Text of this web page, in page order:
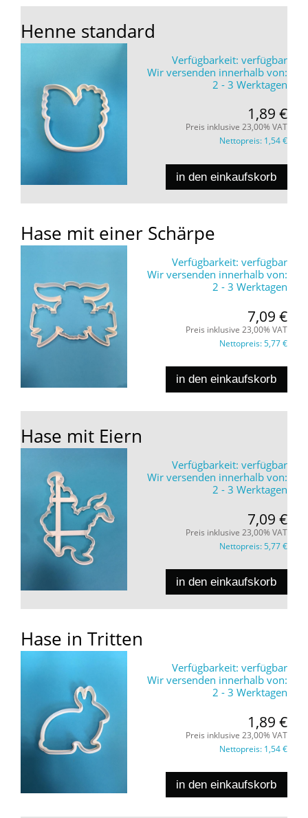
Henne standard
Verfügbarkeit: verfügbar
Wir versenden innerhalb von:
2 - 3 Werktagen
1,89 €
Preis inklusive 23,00% VAT
Nettopreis: 1,54 €
in den einkaufskorb
Hase mit einer Schärpe
Verfügbarkeit: verfügbar
Wir versenden innerhalb von:
2 - 3 Werktagen
7,09 €
Preis inklusive 23,00% VAT
Nettopreis:5,77 €
in den einkaufskorb
Hase mit Eiern
Verfügbarkeit: verfügbar
Wir versenden innerhalb von:
2 - 3 Werktagen
7,09 €
Preis inklusive 23,00% VAT
Nettopreis:5,77 €
in den einkaufskorb
Hase in Tritten
Verfügbarkeit: verfügbar
Wir versenden innerhalb von:
2 - 3 Werktagen
1,89 €
Preis inklusive 23,00% VAT
Nettopreis: 1,54 €
in den einkaufskorb